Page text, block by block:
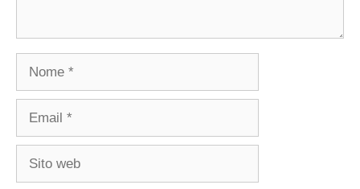
Nome
Email
Sito